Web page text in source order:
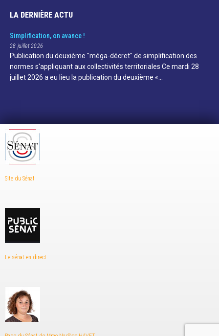
LA DERNIÈRE ACTU
Simplification, on avance !
28 juillet 2026
Publication du deuxième "méga-décret" de simplification des
normes s'appliquant aux collectivités territoriales Ce mardi 28
juillet 2026 a eu lieu la publication du deuxième «…
Site du Sénat
Le sénat en direct